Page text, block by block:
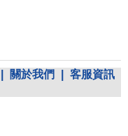
關於我們
客服資訊